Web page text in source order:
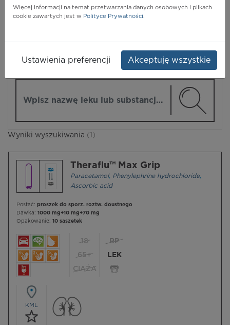
Wyniki wyszukiwania (1)
Theraflu™ Max Grip
Paracetamol, Phenylephrine hydrochloride,
Ascorbic acid
Postać: proszek do sporz. roztw. doustnego
Dawka: 1000 mg+10 mg+70 mg
Opakowanie: 10 saszetek
18
65+
CIĄŻA
RP
LEK
KML
Więcej informacji na temat przetwarzania danych osobowych i plikach
cookie zawartych jest w Polityce Prywatności.
Ustawienia preferencji Akceptuję wszystkie